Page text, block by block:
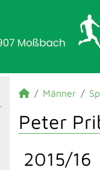
Männer
Peter
2015/16